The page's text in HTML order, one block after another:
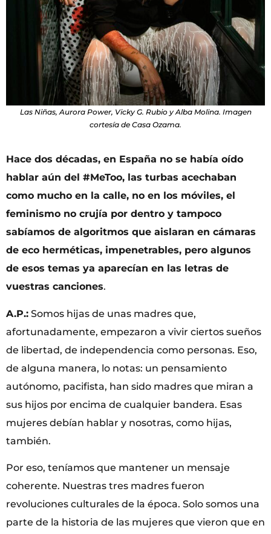
Las Niñas, Aurora Power, Vicky G. Rubio y Alba Molina. Imagen
cortesía de Casa Ozama.
Hace dos décadas, en España no se había oído
hablar aún del #MeToo, las turbas acechaban
como mucho en la calle, no en los móviles, el
feminismo no crujía por dentro y tampoco
sabíamos de algoritmos que aislaran en cámaras
de eco herméticas, impenetrables, pero algunos
de esos temas ya aparecían en las letras de
vuestras canciones.
A.P.: Somos hijas de unas madres que,
afortunadamente, empezaron a vivir ciertos sueños
de libertad, de independencia como personas. Eso,
de alguna manera, lo notas: un pensamiento
autónomo, pacifista, han sido madres que miran a
sus hijos por encima de cualquier bandera. Esas
mujeres debían hablar y nosotras, como hijas,
también.
Por eso, teníamos que mantener un mensaje
coherente. Nuestras tres madres fueron
revoluciones culturales de la época. Solo somos una
parte de la historia de las mujeres que vieron que en